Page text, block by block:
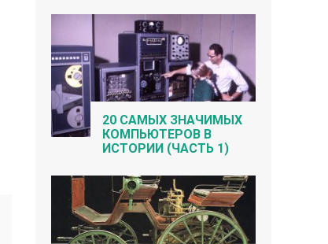
20 САМЫХ ЗНАЧИМЫХ
КОМПЬЮТЕРОВ В
ИСТОРИИ (ЧАСТЬ 1)